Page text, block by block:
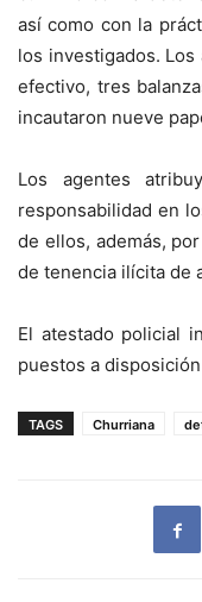
así como con la
los investigados.
efectivo, tres
incautaron nueve
Los agentes
responsabilidad en
de ellos, además,
de tenencia ilícita de
El atestado policial
puestos a
TAGS Churriana